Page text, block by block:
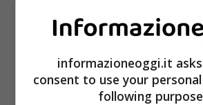
informazioneoggi.it
consent to use your
following